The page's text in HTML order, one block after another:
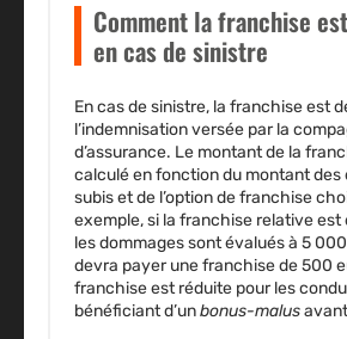
Comment la franchise
en cas de sinistre
En cas de sinistre, la franchise est
l’indemnisation versée par la
d’assurance. Le montant de la
calculé en fonction du montant des
subis et de l’option de franchise
exemple, si la franchise relative est
les dommages sont évalués à 5 000
devra payer une franchise de 500
franchise est réduite pour les
bénéficiant d’unbonus-malus